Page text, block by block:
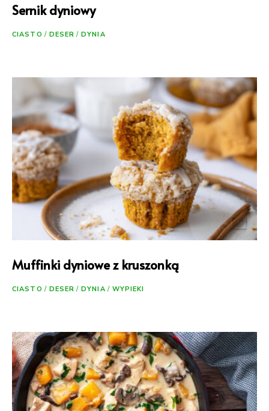
Sernik dyniowy
CIASTO / DESER / DYNIA
Muffinki dyniowe z kruszonką
CIASTO / DESER / DYNIA / WYPIEKI